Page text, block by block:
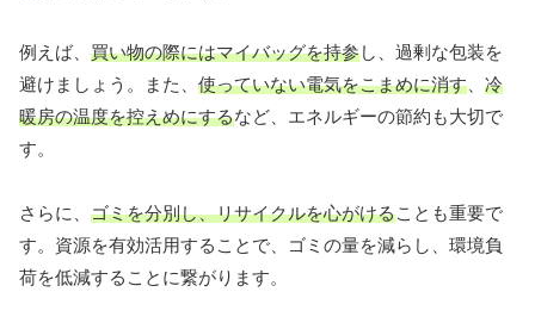
例えば、 買い物の際にはマイバッグを持参し、過剰な包装を
避けましょう。また、 使っていない電気をこまめに消す
冷
暖房の温度を控えめにするなど、エネルギーの節約も大切で
す。
さらに、 ゴミを分別し、リサイクルを心がけることも重要で
す。資源を有効活用することで、ゴミの量を減らし、環境負
荷を低減することに繋がります。